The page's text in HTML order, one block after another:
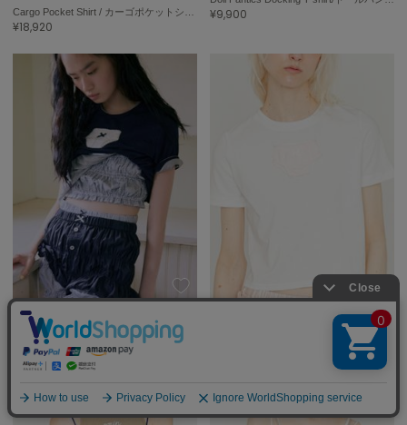
¥18,920
¥9,900
SORIN
¥9,900